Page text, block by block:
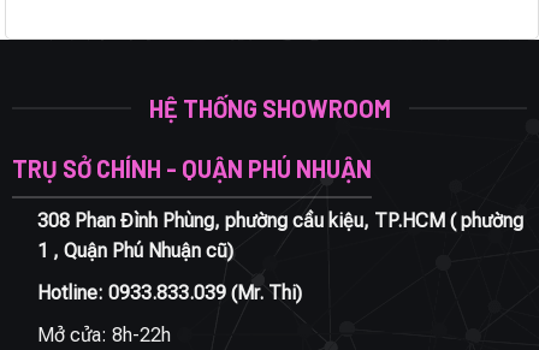
HỆ THỐNG SHOWROOM
TRỤ SỞ CHÍNH - QUẬN PHÚ NHUẬN
308 Phan Đình Phùng, phường cầu kiệu, TP.HCM ( phường
1 , Quận Phú Nhuận cũ)
Hotline: 0933.833.039(Mr. Thi)
Mở cửa: 8h-22h